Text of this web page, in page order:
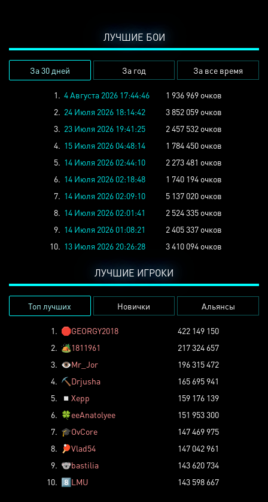
ЛУЧШИЕ БОИ
За 30 дней За год За все время
1. 4 Августа 2026 17:44:46
1 936 969 очков
2. 24 Июля 2026 18:14:42
3 852 059 очков
3. 23 Июля 2026 19:41:25
2 457 532 очков
4. 15 Июля 2026 04:48:14
1 784 450 очков
5. 14 Июля 2026 02:44:10
2 273 481 очков
6. 14 Июля 2026 02:18:48
1 740 194 очков
7. 14 Июля 2026 02:09:10
5 137 020 очков
8. 14 Июля 2026 02:01:41
2 524 335 очков
9. 14 Июля 2026 01:08:21
2 405 337 очков
10. 13 Июля 2026 20:26:28 3 410 094 очков
ЛУЧШИЕ ИГРОКИ
Топ лучших Новички Альянсы
1. 🛑GEORGY2018
422 149 150
2. 🏕️1811961
217 324 657
3. 👁️Mr_Jor
196 315 472
4. ⛏️ Drjusha
165 695 941
5.
◽ Xepp
159 176 139
6. 🍀eeAnatolyee
151 953 300
7. 🎓OvCore
147 469 975
8.
🏓Vlad54
147 042 961
9. 🐨bastilia
143 620 734
10. 8️⃣LMU 143 598 667